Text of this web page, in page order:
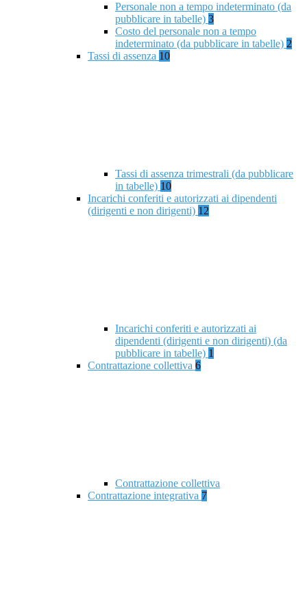
Personale non a tempo indeterminato (da
pubblicare in tabelle) 3
Costo del personale non a tempo
indeterminato (da pubblicare in tabelle) 2
Tassi di assenza 10
Tassi di assenza trimestrali (da pubblicare
in tabelle) 10
Incarichi conferiti e autorizzati ai dipendenti
(dirigenti e non dirigenti) 12
Incarichi conferiti e autorizzati ai
dipendenti (dirigenti e non dirigenti) (da
pubblicare in tabelle) 1
Contrattazione collettiva 6
Contrattazione collettiva
Contrattazione integrativa 7